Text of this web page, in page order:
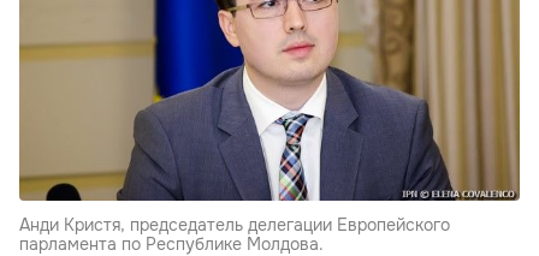
Анди Кристя, председатель делегации Европейского
парламента по Республике Молдова.